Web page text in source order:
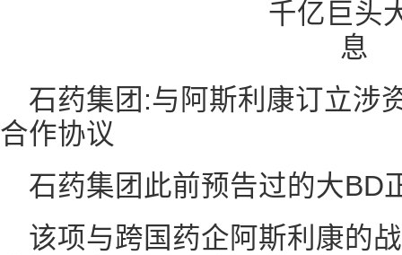
石药集团:与阿斯利康订立涉
合作协议
石药集团此前预告过的大BD
该项与跨国药企阿斯利康的